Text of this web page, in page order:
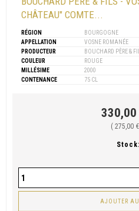
CHÂTEAU" COMTE...
RÉGION
BOURGOGNE
APPELLATION
VOSNE ROMANÉE
PRODUCTEUR
BOUCHARD PÈRE &
COULEUR
ROUGE
MILLÉSIME
2000
CONTENANCE
75 CL
330,00
( 275,00
Stock:
AJOUTER